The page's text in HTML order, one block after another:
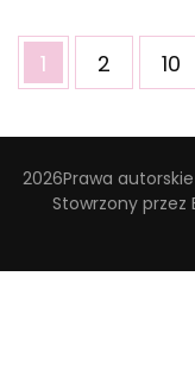
wpisów
Strona
1 Strona
2 10
2026Prawa autorskie
Stowrzony przez